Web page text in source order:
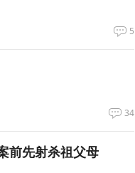
5
34
前先射杀祖父母